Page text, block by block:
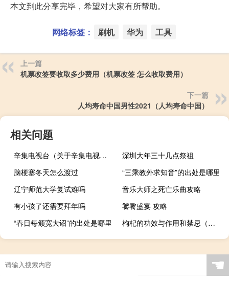
本文到此分享完毕，希望对大家有所帮助。
网络标签： 刷机 华为 工具
上一篇
机票改签要收取多少费用（机票改签 怎么收取费用）
下一篇
人均寿命中国男性2021（人均寿命中国）
相关问题
辛集电视台（关于辛集电视台的介绍）
深圳大年三十几点祭祖
脑梗塞冬天怎么渡过
“三乘教外求知音”的出处是哪里
辽宁师范大学复试难吗
音乐大师之死亡乐曲攻略
有小孩了还需要拜年吗
饕餮盛宴 攻略
“春日每颁宽大诏”的出处是哪里
枸杞的功效与作用和禁忌（枸杞的功效与作用及禁忌是什么）
☚